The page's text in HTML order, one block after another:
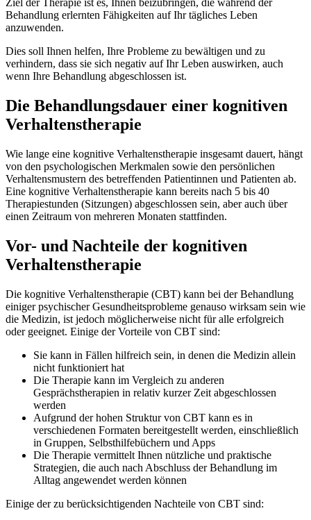
Ziel der Therapie ist es, Ihnen beizubringen, die während der
Behandlung erlernten Fähigkeiten auf Ihr tägliches Leben
anzuwenden.
Dies soll Ihnen helfen, Ihre Probleme zu bewältigen und zu
verhindern, dass sie sich negativ auf Ihr Leben auswirken, auch
wenn Ihre Behandlung abgeschlossen ist.
Die Behandlungsdauer einer kognitiven
Verhaltenstherapie
Wie lange eine kognitive Verhaltenstherapie insgesamt dauert, hängt
von den psychologischen Merkmalen sowie den persönlichen
Verhaltensmustern des betreffenden Patientinnen und Patienten ab.
Eine kognitive Verhaltenstherapie kann bereits nach 5 bis 40
Therapiestunden (Sitzungen) abgeschlossen sein, aber auch über
einen Zeitraum von mehreren Monaten stattfinden.
Vor- und Nachteile der kognitiven
Verhaltenstherapie
Die kognitive Verhaltenstherapie (CBT) kann bei der Behandlung
einiger psychischer Gesundheitsprobleme genauso wirksam sein wie
die Medizin, ist jedoch möglicherweise nicht für alle erfolgreich
oder geeignet. Einige der Vorteile von CBT sind:
Sie kann in Fällen hilfreich sein, in denen die Medizin allein
nicht funktioniert hat
Die Therapie kann im Vergleich zu anderen
Gesprächstherapien in relativ kurzer Zeit abgeschlossen
werden
Aufgrund der hohen Struktur von CBT kann es in
verschiedenen Formaten bereitgestellt werden, einschließlich
in Gruppen, Selbsthilfebüchern und Apps
Die Therapie vermittelt Ihnen nützliche und praktische
Strategien, die auch nach Abschluss der Behandlung im
Alltag angewendet werden können
Einige der zu berücksichtigenden Nachteile von CBT sind: